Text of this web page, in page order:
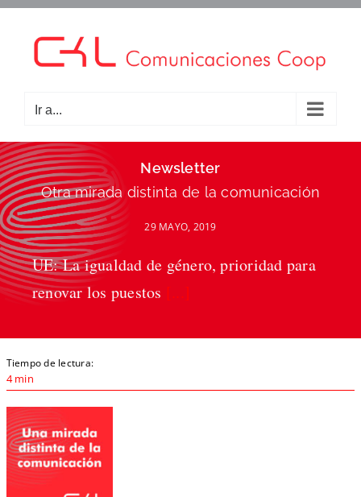
contenido
Ir a...
Newsletter
Otra mirada distinta de la comunicación
29 MAYO, 2019
UE: La igualdad de género, prioridad para
renovar los puestos [...]
Tiempo de lectura:
4 min